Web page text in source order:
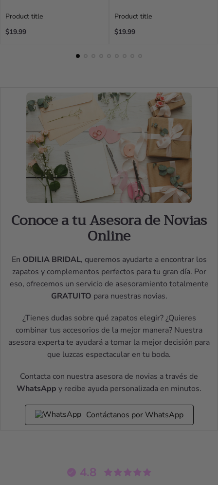
Product title
Regular
$19.99
Product title
Regular
$19.99
Conoce a tu Asesora de Novias
Online
En ODILIA BRIDAL, queremos ayudarte a encontrar los
zapatos y complementos perfectos para tu gran día. Por
eso, ofrecemos un servicio de asesoramiento totalmente
GRATUITO para nuestras novias.
¿Tienes dudas sobre qué zapatos elegir? ¿Quieres
combinar tus accesorios de la mejor manera? Nuestra
asesora experta te ayudará a tomar la mejor decisión para
que luzcas espectacular en tu boda.
Contacta con nuestra asesora de novias a través de
WhatsApp y recibe ayuda personalizada en minutos.
Contáctanos por WhatsApp
4.8